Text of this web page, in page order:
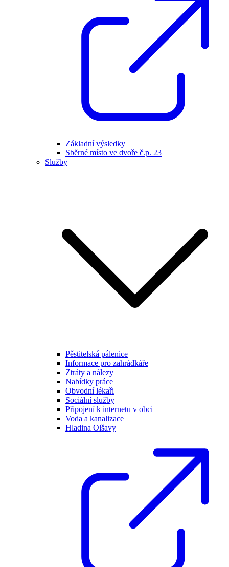
Základní výsledky
Sběrné místo ve dvoře č.p. 23
Služby
Pěstitelská pálenice
Informace pro zahrádkáře
Ztráty a nálezy
Nabídky práce
Obvodní lékaři
Sociální služby
Připojení k internetu v obci
Voda a kanalizace
Hladina Olšavy